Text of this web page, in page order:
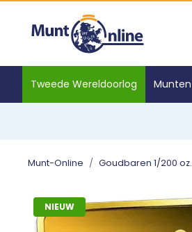
Tweede Wereldoorlog Munten
Munt-Online Goudbaren 1/200 oz.
NIEUW